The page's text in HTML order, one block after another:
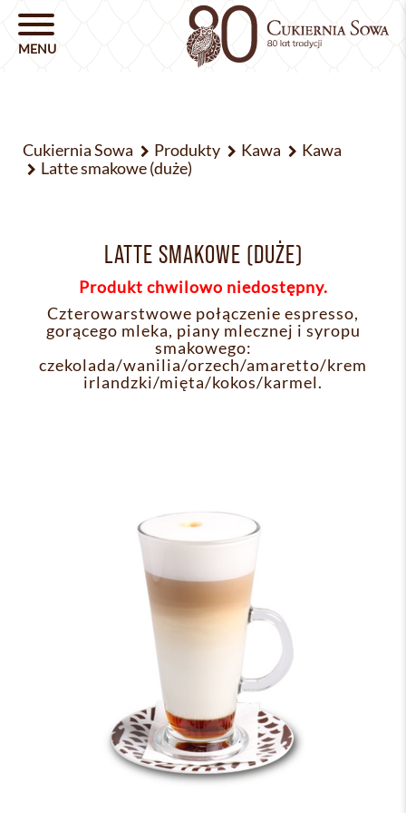
Cukiernia Sowa Produkty Kawa
Kawa
Latte smakowe (duże)
LATTE SMAKOWE (DUŻE)
Produkt chwilowo niedostępny.
Czterowarstwowe połączenie espresso,
gorącego mleka, piany mlecznej i syropu
smakowego:
czekolada/wanilia/orzech/amaretto/krem
irlandzki/mięta/kokos/karmel.